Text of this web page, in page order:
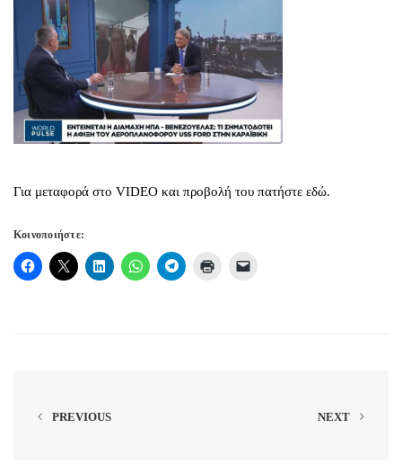
Για μεταφορά στο VIDEO και προβολή του πατήστε εδώ.
Κοινοποιήστε:
PREVIOUS NEXT